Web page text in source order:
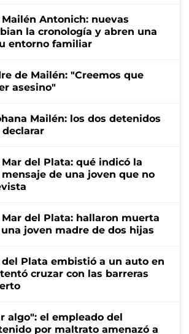
Antonich: nuevas
la cronología y abren una
entorno familiar
de Mailén: "Creemos que
asesino"
Mailén: los dos detenidos
del Plata: qué indicó la
de una joven que no
del Plata: hallaron muerta
joven madre de dos hijas
Plata embistió a un auto en
cruzar con las barreras
algo": el empleado del
por maltrato amenazó a